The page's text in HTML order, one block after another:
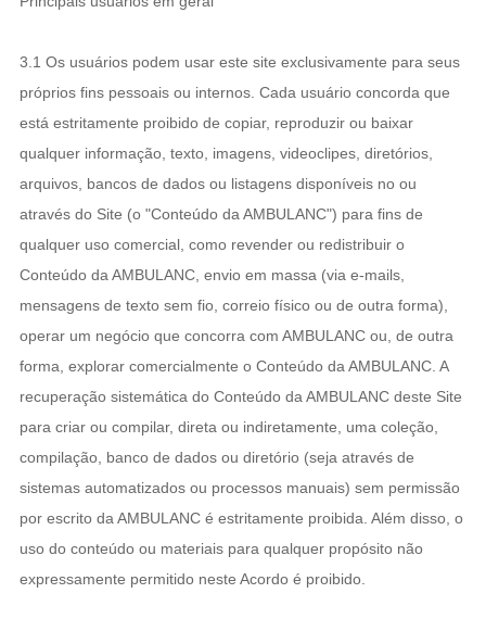
3.1 Os usuários podem usar este site exclusivamente para seus
próprios fins pessoais ou internos. Cada usuário concorda que
está estritamente proibido de copiar, reproduzir ou baixar
qualquer informação, texto, imagens, videoclipes, diretórios,
arquivos, bancos de dados ou listagens disponíveis no ou
através do Site (o "Conteúdo da AMBULANC") para fins de
qualquer uso comercial, como revender ou redistribuir o
Conteúdo da AMBULANC, envio em massa (via e-mails,
mensagens de texto sem fio, correio físico ou de outra forma),
operar um negócio que concorra com AMBULANC ou, de outra
forma, explorar comercialmente o Conteúdo da AMBULANC. A
recuperação sistemática do Conteúdo da AMBULANC deste Site
para criar ou compilar, direta ou indiretamente, uma coleção,
compilação, banco de dados ou diretório (seja através de
sistemas automatizados ou processos manuais) sem permissão
por escrito da AMBULANC é estritamente proibida. Além disso, o
uso do conteúdo ou materiais para qualquer propósito não
expressamente permitido neste Acordo é proibido.